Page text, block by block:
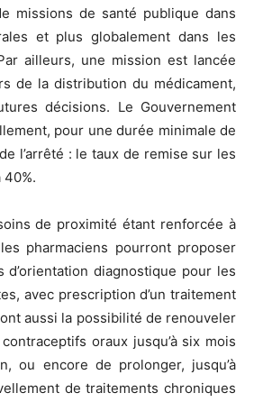
missions de santé publique dans
et plus globalement dans les
ailleurs, une mission est lancée
de la distribution du médicament,
décisions. Le Gouvernement
pour une durée minimale de
l’arrêté : le taux de remise sur les
de proximité étant renforcée à
pharmaciens pourront proposer
diagnostique pour les
avec prescription d’un traitement
aussi la possibilité de renouveler
oraux jusqu’à six mois
ou encore de prolonger, jusqu’à
de traitements chroniques